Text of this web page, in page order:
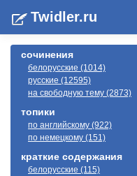
Twidler.ru
сочинения
белорусские (1014)
русские (12595)
на свободную тему (2873)
топики
по английскому (922)
по немецкому (151)
краткие содержания
белорусские (115)